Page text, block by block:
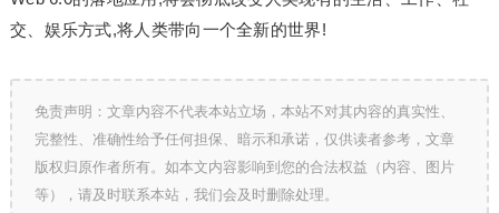
交、娱乐方式,将人类带向一个全新的世界!
免责声明：文章内容不代表本站立场，本站不对其内容的真实性、
完整性、准确性给予任何担保、暗示和承诺，仅供读者参考，文章
版权归原作者所有。如本文内容影响到您的合法权益（内容、图片
等），请及时联系本站，我们会及时删除处理。